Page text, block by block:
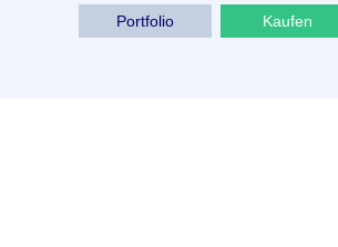
Kaufen
Portfolio